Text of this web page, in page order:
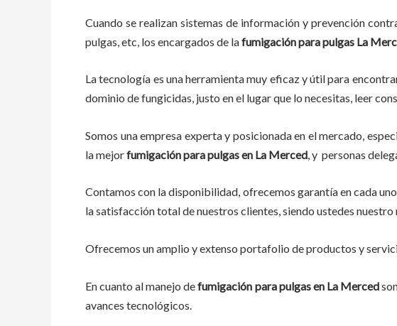
Cuando se realizan sistemas de información y prevención
pulgas, etc, los encargados de lafumigación para pulgas La
La tecnología es una herramienta muy eficaz y útil para
dominio de fungicidas, justo en el lugar que lo necesitas, leer
Somos una empresa experta y posicionada en el mercado,
la mejorfumigación para pulgas en La Merced , y personas
Contamos con la disponibilidad, ofrecemos garantía en cada
la satisfacción total de nuestros clientes, siendo ustedes
Ofrecemos un amplio y extenso portafolio de productos y
En cuanto al manejo defumigación para pulgas en La Merced
avances tecnológicos.